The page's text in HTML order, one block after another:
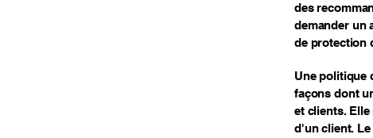
des
demander un
de protection
Une politique
façons dont
et clients.
d'un client.